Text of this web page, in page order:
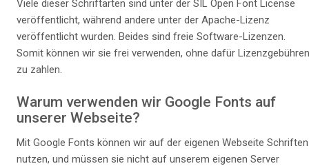
Viele dieser Schriftarten sind unter der SIL Open Font License
veröffentlicht, während andere unter der Apache-Lizenz
veröffentlicht wurden. Beides sind freie Software-Lizenzen.
Somit können wir sie frei verwenden, ohne dafür Lizenzgebühren
zu zahlen.
Warum verwenden wir Google Fonts auf
unserer Webseite?
Mit Google Fonts können wir auf der eigenen Webseite Schriften
nutzen, und müssen sie nicht auf unserem eigenen Server